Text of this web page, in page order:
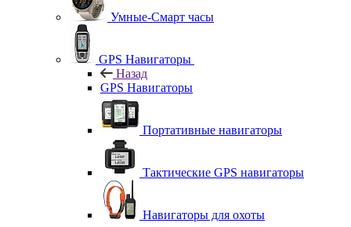
Умные-Смарт часы
GPS Навигаторы
Назад
GPS Навигаторы
Портативные навигаторы
Тактические GPS навигаторы
Навигаторы для охоты